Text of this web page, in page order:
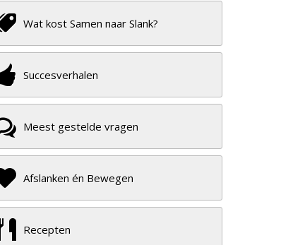
Wat kost Samen naar Slank?
Succesverhalen
Meest gestelde vragen
Afslanken én Bewegen
Recepten